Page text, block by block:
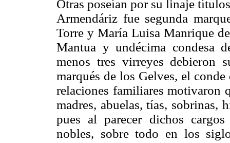
Otras poseían por su linaje
Armendáriz fue segunda
Torre y María Luisa Manrique
Mantua y undécima condesa
menos tres virreyes debieron
marqués de los Gelves, el
relaciones familiares motivaron
madres, abuelas, tías, sobrinas,
pues al parecer dichos
nobles, sobre todo en los